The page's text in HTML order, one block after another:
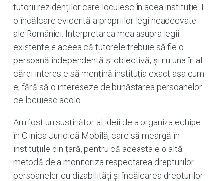
tutorii rezidenților care locuiesc în acea instituție. E
o încălcare evidentă a propriilor legi neadecvate
ale României. Interpretarea mea asupra legii
existente e aceea că tutorele trebuie să fie o
persoană independentă și obiectivă, și nu una în al
cărei interes e să mențină instituția exact așa cum
e, fără să o intereseze de bunăstarea persoanelor
ce locuiesc acolo.
Am fost un susținător al ideii de a organiza echipe
în Clinica Juridică Mobilă, care să meargă în
instituțiile din țară, pentru că aceasta e o altă
metodă de a monitoriza respectarea drepturilor
persoanelor cu dizabilități și încălcarea drepturilor